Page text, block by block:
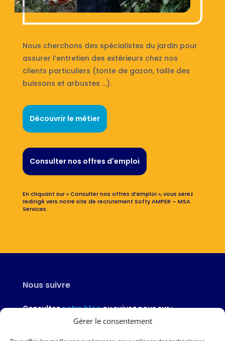
Gérer le consentement
Nous cherchons des spécialistes du jardin pour
assurer l’entretien des extérieurs chez nos
clients particuliers (tonte de gazon, taille des
buissons et arbustes …).
Découvrir le métier
Consulter nos offres d'emploi
En cliquant sur « Consulter nos offres d’emploi », vous serez
redirigé vers notre site de recrutement Softy AMPER – MSA
Services.
Nous suivre
Consulteznotre blogou suivez nous sur :